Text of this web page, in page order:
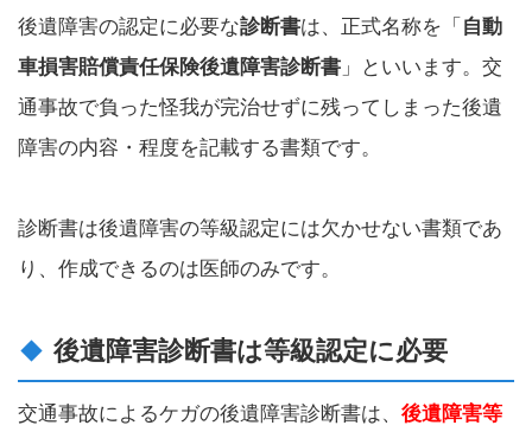
後遺障害の認定に必要な診断書は、正式名称を「 自動
車損害賠償責任保険後遺障害診断書 」といいます。交
通事故で負った怪我が完治せずに残ってしまった後遺
障害の内容・程度を記載する書類です。
診断書は後遺障害の等級認定には欠かせない書類であ
り、作成できるのは医師のみです。
後遺障害診断書は等級認定に必要
交通事故によるケガの後遺障害診断書は、 後遺障害等